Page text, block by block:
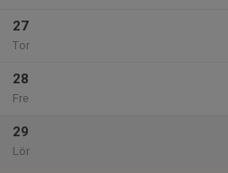
27
Tor
28
Fre
29
Lör